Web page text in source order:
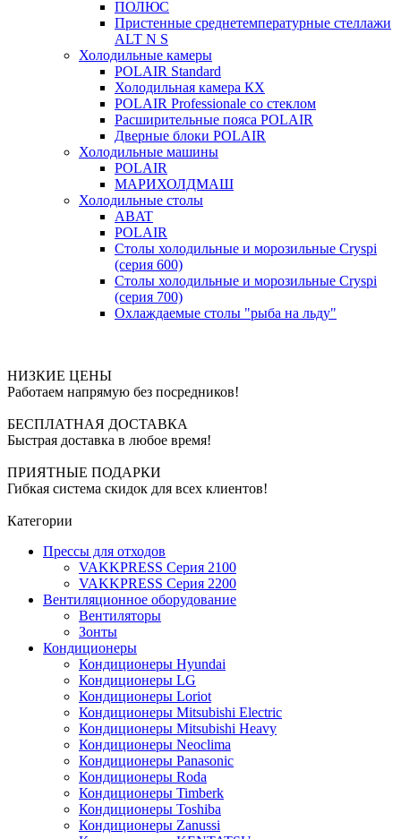
ПОЛЮС
Пристенные среднетемпературные стеллажи
ALT N S
Холодильные камеры
POLAIR Standard
Холодильная камера КХ
POLAIR Professionale со стеклом
Расширительные пояса POLAIR
Дверные блоки POLAIR
Холодильные машины
POLAIR
МАРИХОЛДМАШ
Холодильные столы
ABAT
POLAIR
Столы холодильные и морозильные Cryspi
(серия 600)
Столы холодильные и морозильные Cryspi
(серия 700)
Охлаждаемые столы "рыба на льду"
НИЗКИЕ ЦЕНЫ
Работаем напрямую без посредников!
БЕСПЛАТНАЯ ДОСТАВКА
Быстрая доставка в любое время!
ПРИЯТНЫЕ ПОДАРКИ
Гибкая система скидок для всех клиентов!
Категории
Прессы для отходов
VAKKPRESS Серия 2100
VAKKPRESS Серия 2200
Вентиляционное оборудование
Вентиляторы
Зонты
Кондиционеры
Кондиционеры Hyundai
Кондиционеры LG
Кондиционеры Loriot
Кондиционеры Mitsubishi Electric
Кондиционеры Mitsubishi Heavy
Кондиционеры Neoclima
Кондиционеры Panasonic
Кондиционеры Roda
Кондиционеры Timberk
Кондиционеры Toshiba
Кондиционеры Zanussi